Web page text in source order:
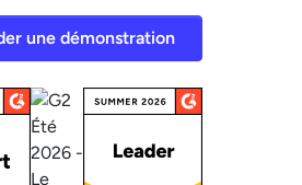
une démonstration